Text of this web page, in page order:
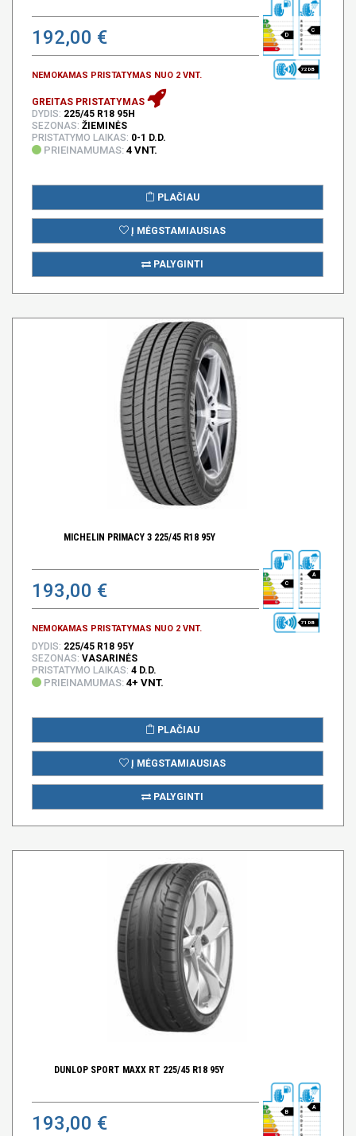
192,00 €
NEMOKAMAS PRISTATYMAS NUO 2 VNT.
D
C
72 DB
GREITAS PRISTATYMAS
DYDIS: 225/45 R18 95H
SEZONAS: ŽIEMINĖS
PRISTATYMO LAIKAS: 0-1 D.D.
PRIEINAMUMAS: 4 VNT.
PLAČIAU
Į MĖGSTAMIAUSIAS
PALYGINTI
MICHELIN PRIMACY 3 225/45 R18 95Y
193,00 €
NEMOKAMAS PRISTATYMAS NUO 2 VNT.
C
A
71 DB
DYDIS: 225/45 R18 95Y
SEZONAS: VASARINĖS
PRISTATYMO LAIKAS: 4 D.D.
PRIEINAMUMAS: 4+ VNT.
PLAČIAU
Į MĖGSTAMIAUSIAS
PALYGINTI
DUNLOP SPORT MAXX RT 225/45 R18 95Y
193,00 €
B
A